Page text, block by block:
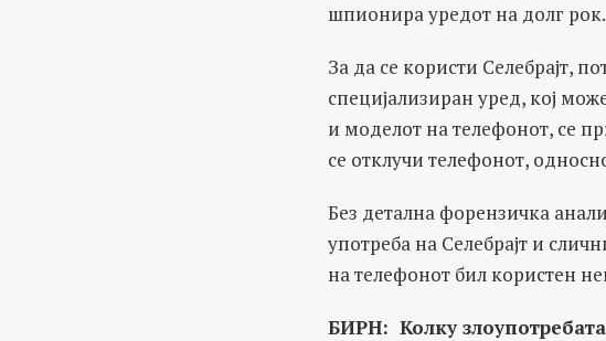
шпионира уредот на долг рок.
За да се користи Селебрајт,
специјализиран уред, кој
и моделот на телефонот, се
се отклучи телефонот,
Без детална форензичка
употреба на Селебрајт и
на телефонот бил користен
БИРН: Колку